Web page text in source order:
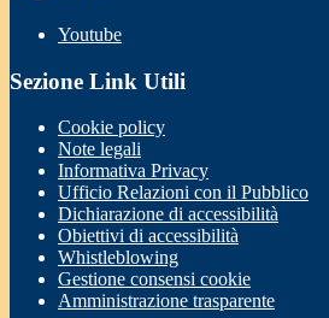
Youtube
Sezione Link Utili
Cookie policy
Note legali
Informativa Privacy
Ufficio Relazioni con il Pubblico
Dichiarazione di accessibilità
Obiettivi di accessibilità
Whistleblowing
Gestione consensi cookie
Amministrazione trasparente